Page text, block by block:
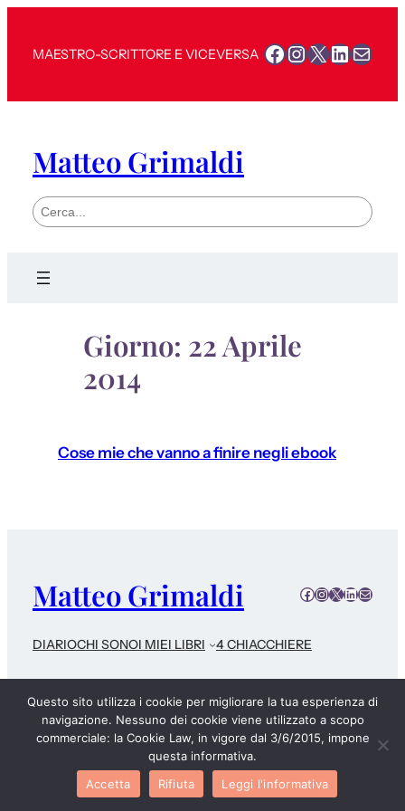
MAESTRO-SCRITTORE E VICEVERSA Facebook
Instagram
X Mail
Matteo Grimaldi
S
e
Giorno: 22 Aprile
2014
Cose mie che vanno a finire negli ebook
Matteo Grimaldi Facebook
Instagram
X LinkedIn
E-mail
DIARIOCHI SONOI MIEI LIBRI 4 CHIACCHIERE
© 2024 MatteoGrimaldi.com• Powered byᴘᴇᴇɴᴏ
Questo sito utilizza i cookie per migliorare la tua esperienza di
navigazione. Nessuno dei cookie viene utilizzato a scopo
commerciale: la Cookie Law, in vigore dal 3/6/2015, impone
questa informativa.
Accetta
Rifiuta Leggi l'informativa